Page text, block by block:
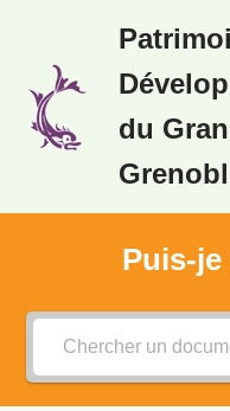
au
contenu
du
Puis-